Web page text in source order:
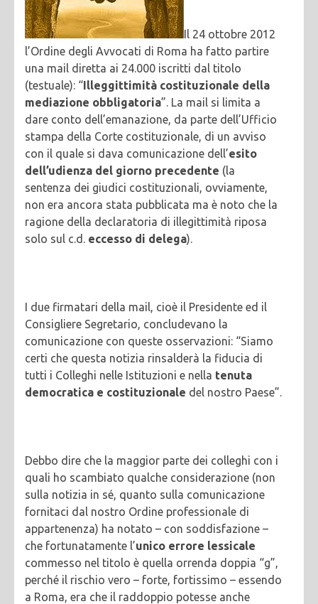
Il 24 ottobre 2012
l’Ordine degli Avvocati di Roma ha fatto partire
una mail diretta ai 24.000 iscritti dal titolo
(testuale): “Illeggittimità costituzionale della
mediazione obbligatoria”. La mail si limita a
dare conto dell’emanazione, da parte dell’Ufficio
stampa della Corte costituzionale, di un avviso
con il quale si dava comunicazione dell’esito
dell’udienza del giorno precedente (la
sentenza dei giudici costituzionali, ovviamente,
non era ancora stata pubblicata ma è noto che la
ragione della declaratoria di illegittimità riposa
solo sul c.d. eccesso di delega).
I due firmatari della mail, cioè il Presidente ed il
Consigliere Segretario, concludevano la
comunicazione con queste osservazioni: “Siamo
certi che questa notizia rinsalderà la fiducia di
tutti i Colleghi nelle Istituzioni e nella tenuta
democratica e costituzionale del nostro Paese”.
Debbo dire che la maggior parte dei colleghi con i
quali ho scambiato qualche considerazione (non
sulla notizia in sé, quanto sulla comunicazione
fornitaci dal nostro Ordine professionale di
appartenenza) ha notato – con soddisfazione –
che fortunatamente l’unico errore lessicale
commesso nel titolo è quella orrenda doppia “g”,
perché il rischio vero – forte, fortissimo – essendo
a Roma, era che il raddoppio potesse anche